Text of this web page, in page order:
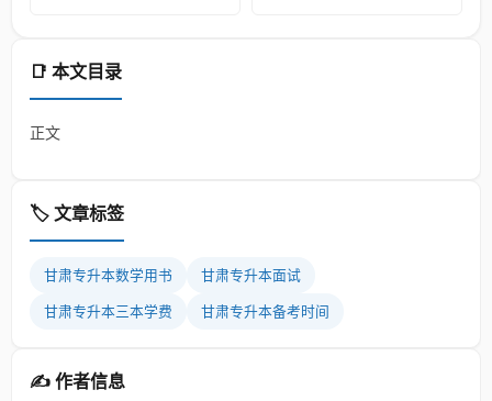
📑 本文目录
正文
🏷️ 文章标签
甘肃专升本数学用书 甘肃专升本面试
甘肃专升本三本学费 甘肃专升本备考时间
✍️ 作者信息